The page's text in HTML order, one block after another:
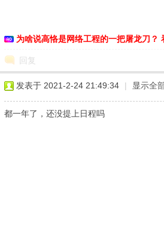
为啥说高恪是网络工程的一把屠龙刀？
回复
发表于 2021-2-24 21:49:34 | 显示全
都一年了，还没提上日程吗